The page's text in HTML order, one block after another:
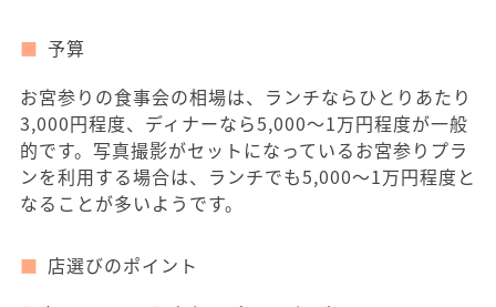
予算
お宮参りの食事会の相場は、ランチならひとりあたり
3,000円程度、ディナーなら5,000～1万円程度が一般
的です。写真撮影がセットになっているお宮参りプラ
ンを利用する場合は、ランチでも5,000～1万円程度と
なることが多いようです。
店選びのポイント